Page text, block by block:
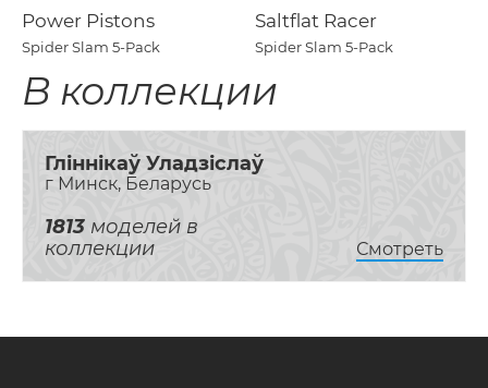
Power Pistons
Spider Slam 5-Pack
Saltflat Racer
Spider Slam 5-Pack
В коллекции
Гліннікаў Уладзіслаў
г Минск, Беларусь
1813 моделей в
коллекции
Смотреть